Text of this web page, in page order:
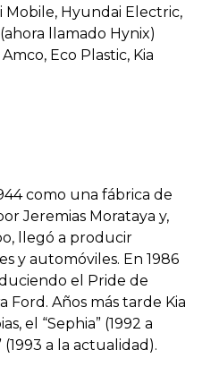
Hyundai Electric,
llamado Hynix)
Eco Plastic, Kia
como una fábrica de
Jeremias Morataya y,
llegó a producir
y automóviles. En 1986
el Pride de
Ford. Años más tarde Kia
el “Sephia” (1992 a
a la actualidad).